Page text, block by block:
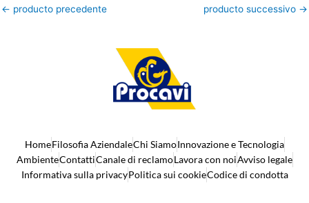
← producto precedente producto successivo →
HomeFilosofia AziendaleChi SiamoInnovazione e Tecnologia
AmbienteContattiCanale di reclamoLavora con noiAvviso legale
Informativa sulla privacyPolitica sui cookieCodice di condotta